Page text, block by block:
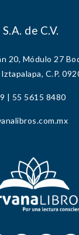
de C.V.
20, Módulo 27
C.P.
| 55 5615 8480